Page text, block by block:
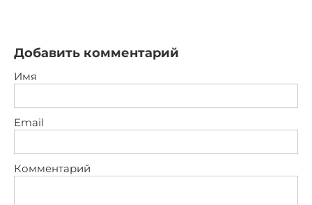
Добавить комментарий
Имя
Email
Комментарий